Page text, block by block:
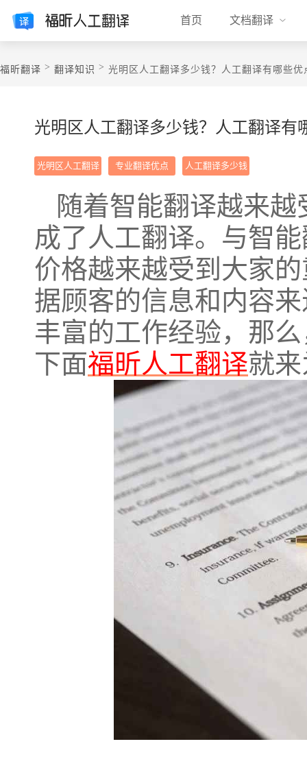
首页 文档翻译
福昕翻译 > 翻译知识 > 光明区人工翻译多少钱？人工翻译有哪些优
光明区人工翻译多少钱？人工翻译有
光明区人工翻译 专业翻译优点 人工翻译多少钱
随着智能翻译越来
成了人工翻译。与智
价格越来越受到大家
据顾客的信息和内容
丰富的工作经验，那
下面福昕人工翻译就